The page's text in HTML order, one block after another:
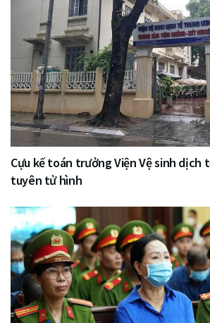
Cựu kế toán trưởng Viện Vệ sinh dịch
tuyên tử hình